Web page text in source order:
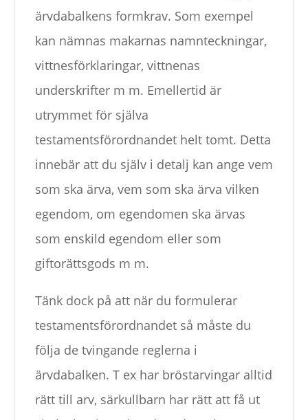
ärvdabalkens formkrav. Som exempel
kan nämnas makarnas namnteckningar,
vittnesförklaringar, vittnenas
underskrifter m m. Emellertid är
utrymmet för själva
testamentsförordnandet helt tomt. Detta
innebär att du själv i detalj kan ange vem
som ska ärva, vem som ska ärva vilken
egendom, om egendomen ska ärvas
som enskild egendom eller som
giftorättsgods m m.
Tänk dock på att när du formulerar
testamentsförordnandet så måste du
följa de tvingande reglerna i
ärvdabalken. T ex har bröstarvingar alltid
rätt till arv, särkullbarn har rätt att få ut